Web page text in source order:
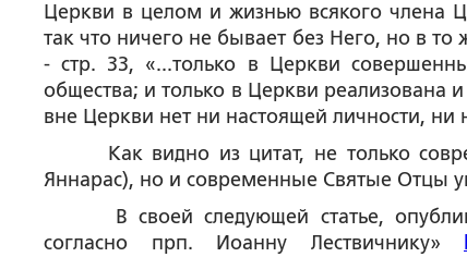
Церкви в целом и жизнью всякого члена
так что ничего не бывает без Него, но в то
- стр. 33, «...только в Церкви
общества; и только в Церкви реализована
вне Церкви нет ни настоящей личности, ни
Как видно из цитат, не только
Яннарас), но и современные Святые Отцы
В своей следующей статье,
согласно прп. Иоанну Лествичнику»